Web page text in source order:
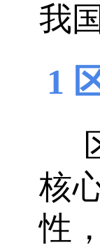
我
1
核
性